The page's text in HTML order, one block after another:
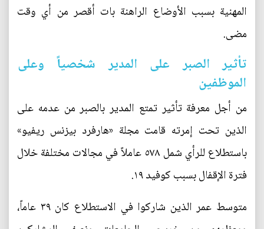
المهنية بسبب الأوضاع الراهنة بات أقصر من أي وقت
مضى.
تأثير الصبر على المدير شخصياً وعلى
الموظفين
من أجل معرفة تأثير تمتع المدير بالصبر من عدمه على
الذين تحت إمرته قامت مجلة «هارفرد بيزنس ريفيو»
باستطلاع للرأي شمل ٥٧٨ عاملاً في مجالات مختلفة خلال
فترة الإقفال بسبب كوفيد ١٩.
متوسط عمر الذين شاركوا في الاستطلاع كان ٣٩ عاماً،